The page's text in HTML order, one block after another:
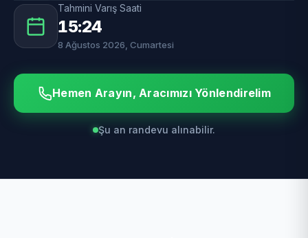
Tahmini Varış Saati
15:24
8 Ağustos 2026, Cumartesi
Hemen Arayın, Aracımızı Yönlendirelim
Şu an randevu alınabilir.